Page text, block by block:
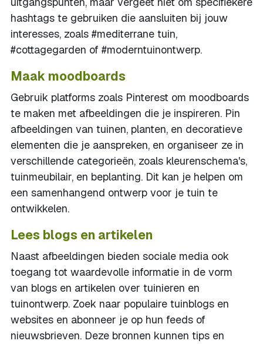
hashtags te gebruiken die aansluiten bij jouw
interesses, zoals #mediterrane tuin,
#cottagegarden of #moderntuinontwerp.
Maak moodboards
Gebruik platforms zoals Pinterest om moodboards
te maken met afbeeldingen die je inspireren. Pin
afbeeldingen van tuinen, planten, en decoratieve
elementen die je aanspreken, en organiseer ze in
verschillende categorieën, zoals kleurenschema's,
tuinmeubilair, en beplanting. Dit kan je helpen om
een samenhangend ontwerp voor je tuin te
ontwikkelen.
Lees blogs en artikelen
Naast afbeeldingen bieden sociale media ook
toegang tot waardevolle informatie in de vorm
van blogs en artikelen over tuinieren en
tuinontwerp. Zoek naar populaire tuinblogs en
websites en abonneer je op hun feeds of
nieuwsbrieven. Deze bronnen kunnen tips en